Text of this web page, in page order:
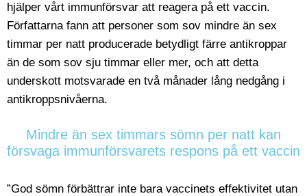
hjälper vårt immunförsvar att reagera på ett vaccin.
Författarna fann att personer som sov mindre än sex
timmar per natt producerade betydligt färre antikroppar
än de som sov sju timmar eller mer, och att detta
underskott motsvarade en två månader lång nedgång i
antikroppsnivåerna.
Mindre än sex timmars sömn per natt kan
försvaga immunförsvarets respons på ett vaccin
”God sömn förbättrar inte bara vaccinets effektivitet utan